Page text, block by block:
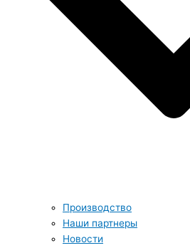
Производство
Наши партнеры
Новости